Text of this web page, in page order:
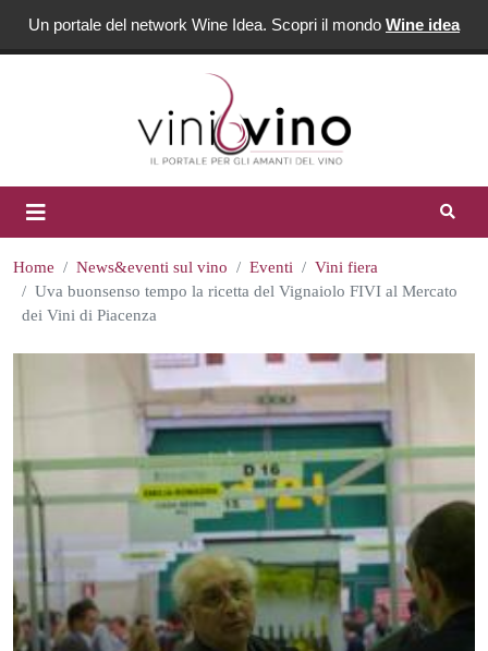
Un portale del network Wine Idea. Scopri il mondo Wine idea
Home News&eventi sul vino Eventi
Vini fiera
Uva buonsenso tempo la ricetta del Vignaiolo FIVI al Mercato
dei Vini di Piacenza